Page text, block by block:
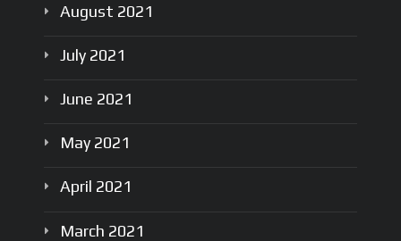
August 2021
July 2021
June 2021
May 2021
April 2021
March 2021